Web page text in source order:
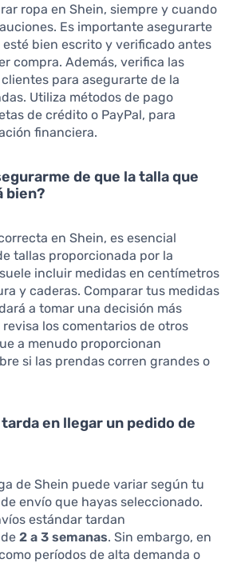
ropa en Shein, siempre y cuando
Es importante asegurarte
bien escrito y verificado antes
compra. Además, verifica las
para asegurarte de la
Utiliza métodos de pago
de crédito o PayPal, para
financiera.
de que la talla que
bien?
en Shein, es esencial
tallas proporcionada por la
incluir medidas en centímetros
y caderas. Comparar tus medidas
a tomar una decisión más
los comentarios de otros
a menudo proporcionan
si las prendas corren grandes o
en llegar un pedido de
de Shein puede variar según tu
envío que hayas seleccionado.
estándar tardan
2 a 3 semanas. Sin embargo, en
períodos de alta demanda o